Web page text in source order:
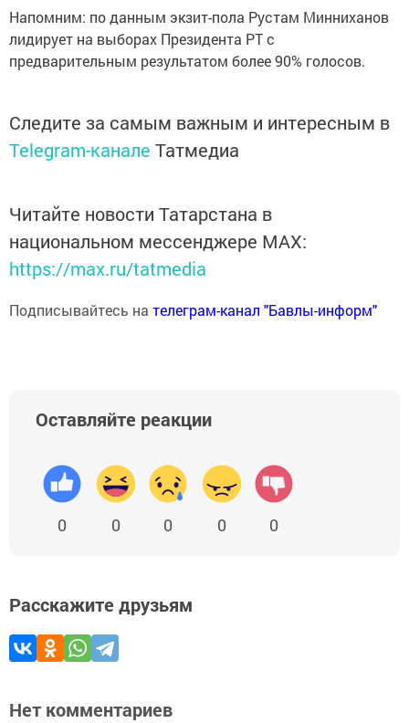
Напомним: по данным экзит-пола Рустам Минниханов
лидирует на выборах Президента РТ с
предварительным результатом более 90% голосов.
Следите за самым важным и интересным в
Telegram-канале Татмедиа
Читайте новости Татарстана в
национальном мессенджере MАХ:
https://max.ru/tatmedia
Подписывайтесь на телеграм-канал "Бавлы-информ"
Оставляйте реакции
0 0 0 0 0
Расскажите друзьям
Нет комментариев